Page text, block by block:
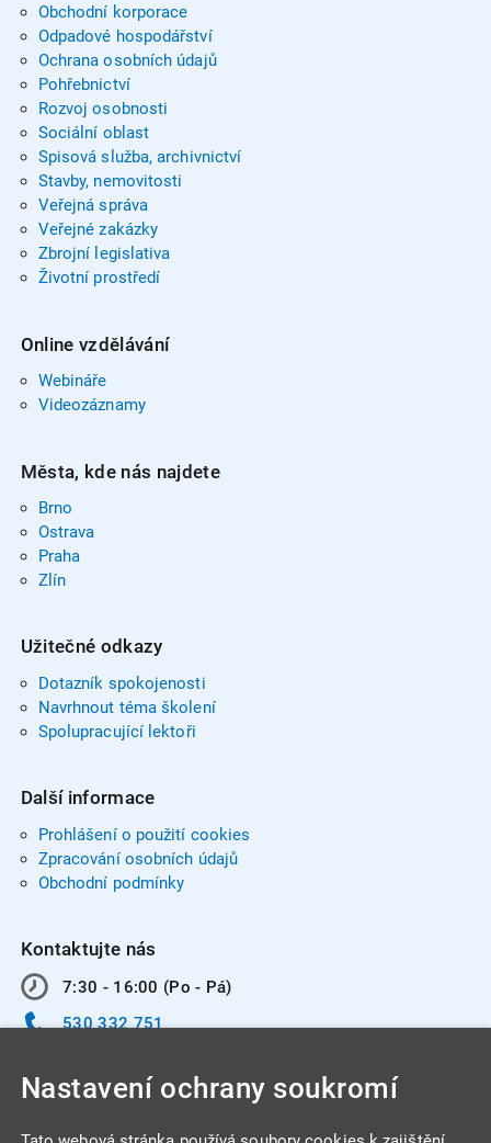
Obchodní korporace
Odpadové hospodářství
Ochrana osobních údajů
Pohřebnictví
Rozvoj osobnosti
Sociální oblast
Spisová služba, archivnictví
Stavby, nemovitosti
Veřejná správa
Veřejné zakázky
Zbrojní legislativa
Životní prostředí
Online vzdělávání
Webináře
Videozáznamy
Města, kde nás najdete
Brno
Ostrava
Praha
Zlín
Užitečné odkazy
Dotazník spokojenosti
Navrhnout téma školení
Spolupracující lektoři
Další informace
Prohlášení o použití cookies
Zpracování osobních údajů
Obchodní podmínky
Kontaktujte nás
7:30 - 16:00 (Po - Pá)
530 332 751
Nastavení ochrany soukromí